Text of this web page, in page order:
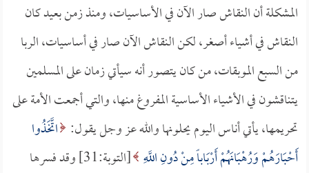
المشكلة أن النقاش صار الآن في الأساسيات، ومنذ زمن بعيد كان
النقاش في أشياء أصغر، لكن النقاش الآن صار في أساسيات، الربا
من السبع الموبقات، من كان يتصور أنه سيأتي زمان على المسلمين
يتناقشون في الأشياء الأساسية المفروغ منها، والتي أجمعت الأمة على
تحريمها، يأتي أناس اليوم يحلونها والله عز وجل يقول: اتَّخَذُوا
أَحْبَارَهُمْ وَرُهْبَانَهُمْ أَرْبَاباً مِنْ دُونِ اللَّهِ
[التوبة:31] وقد فسرها